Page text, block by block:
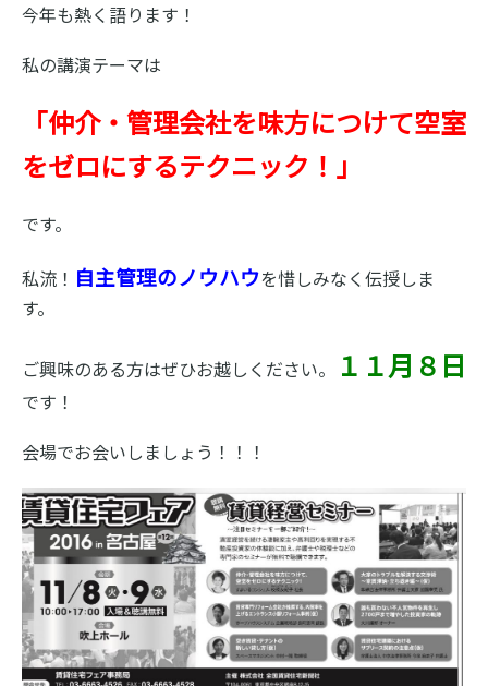
今年も熱く語ります！
私の講演テーマは
「仲介・管理会社を味方につけて空室
をゼロにするテクニック！」
です。
私流！ 自主管理のノウハウを惜しみなく伝授しま
す。
ご興味のある方はぜひお越しください。 １１月８日
です！
会場でお会いしましょう！！！